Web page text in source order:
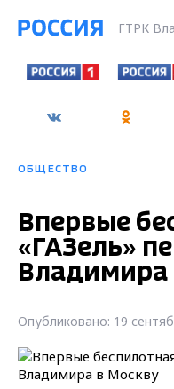
ГТРК
ОБЩЕСТВО
Впервые
«ГАЗель»
Владимира
Опубликовано: 19